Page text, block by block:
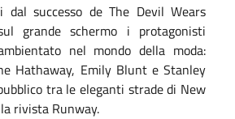
dal successo de The Devil Wears
grande schermo i protagonisti
nel mondo della moda:
Hathaway, Emily BlunteStanley
tra le eleganti strade di New
rivista Runway.